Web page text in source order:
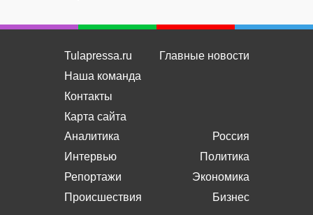
Tulapressa.ru
Наша команда
Контакты
Карта сайта
Главные новости
Аналитика
Интервью
Репортажи
Происшествия
Россия
Политика
Экономика
Бизнес